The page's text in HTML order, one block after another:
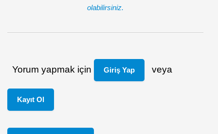
olabilirsiniz.
Yorum yapmak için Giriş Yap veya
Kayıt Ol